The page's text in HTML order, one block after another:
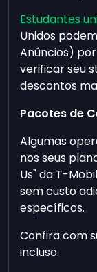
Estudantes
Unidos
Anúncios) por
verificar seu
descontos
Pacotes de
Algumas
nos seus
Us" da T-
sem custo
específicos.
Confira com
incluso.